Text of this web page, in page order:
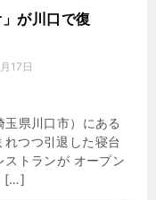
が川口で復
17日
県川口市）にある
つつ引退した寝台
トランが オープン
[…]